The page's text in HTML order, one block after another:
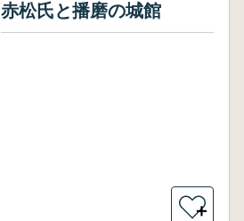
赤松氏と播磨の城館
＋